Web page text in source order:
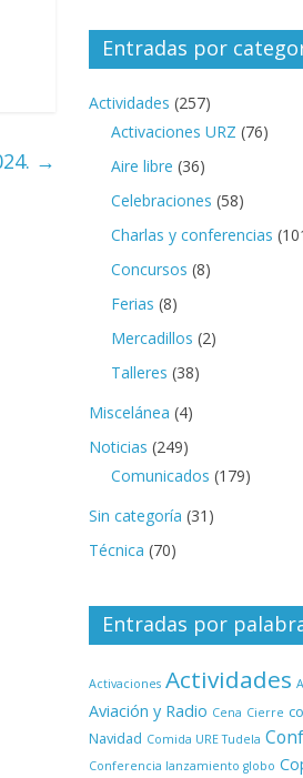
→
Entradas por
Actividades (257)
Activaciones URZ (76)
Aire libre (36)
Celebraciones (58)
Charlas y conferencias
Concursos (8)
Ferias (8)
Mercadillos (2)
Talleres (38)
Miscelánea (4)
Noticias (249)
Comunicados (179)
Sin categoría (31)
Técnica (70)
Entradas por
Activaciones Actividades
Aviación y Radio Cena Cierre
Navidad Comida URE Tudela
Conferencia lanzamiento globo